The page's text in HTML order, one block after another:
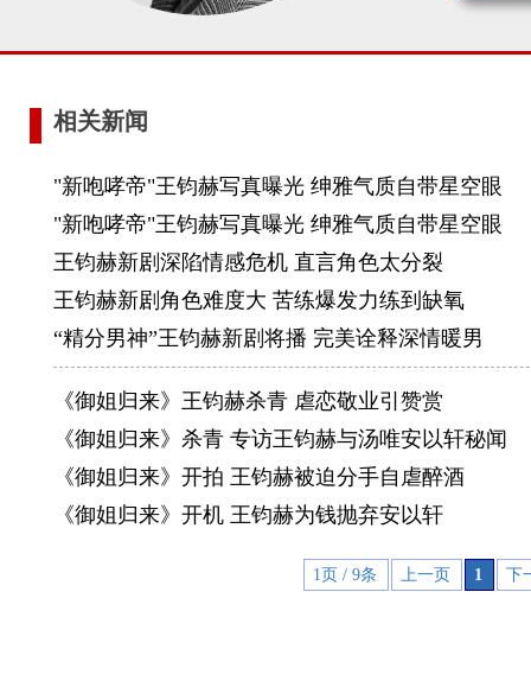
相关新闻
"新咆哮帝"王钧赫写真曝光 绅雅气质自带星空眼
"新咆哮帝"王钧赫写真曝光 绅雅气质自带星空眼
王钧赫新剧深陷情感危机 直言角色太分裂
王钧赫新剧角色难度大 苦练爆发力练到缺氧
“精分男神”王钧赫新剧将播 完美诠释深情暖男
《御姐归来》王钧赫杀青 虐恋敬业引赞赏
《御姐归来》杀青 专访王钧赫与汤唯安以轩秘闻
《御姐归来》开拍 王钧赫被迫分手自虐醉酒
《御姐归来》开机 王钧赫为钱抛弃安以轩
1页 / 9条 上一页 1 下